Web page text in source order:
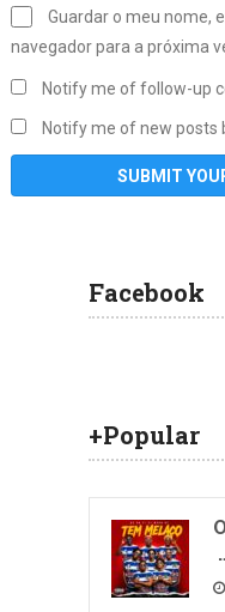
Guardar o meu nome,
navegador para a próxima
Notify me of follow-up
Notify me of new posts
Facebook
+Popular